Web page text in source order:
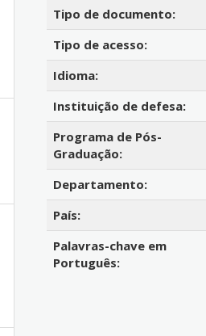
Tipo de documento:
Tipo de acesso:
Idioma:
Instituição de defesa:
Programa de Pós-
Graduação:
Departamento:
País:
Palavras-chave em
Português: